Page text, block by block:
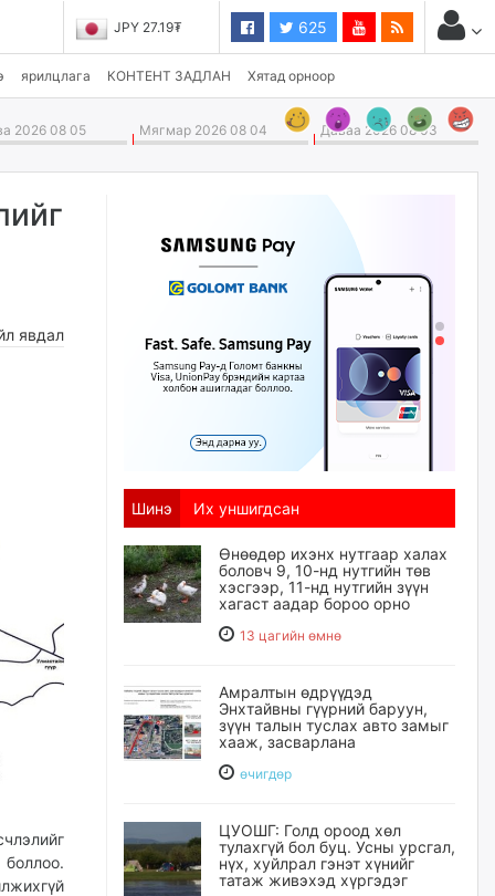
JPY 27.19₮ 625
ярилцлага КОНТЕНТ ЗАДЛАН Хятад орноор
2026 08 05 Мягмар 2026 08 04 Даваа 2026 08 03
явдал
Шинэ Их уншигдсан
Өнөөдөр ихэнх нутгаар халах
боловч 9, 10-нд нутгийн төв
хэсгээр, 11-нд нутгийн зүүн
хагаст аадар бороо орно
13 цагийн өмнө
Амралтын өдрүүдэд
Энхтайвны гүүрний баруун,
зүүн талын туслах авто замыг
хааж, засварлана
өчигдѳр
ЦУОШГ: Голд ороод хөл
тулахгүй бол буц. Усны урсгал,
нүх, хуйлрал гэнэт хүнийг
татаж живэхэд хүргэдэг